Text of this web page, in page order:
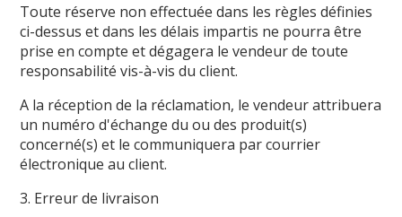
Toute réserve non effectuée dans les règles définies
ci-dessus et dans les délais impartis ne pourra être
prise en compte et dégagera le vendeur de toute
responsabilité vis-à-vis du client.
A la réception de la réclamation, le vendeur attribuera
un numéro d'échange du ou des produit(s)
concerné(s) et le communiquera par courrier
électronique au client.
3. Erreur de livraison